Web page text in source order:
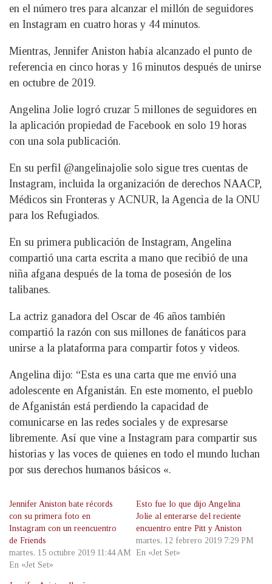
en el número tres para alcanzar el millón de seguidores
en Instagram en cuatro horas y 44 minutos.
Mientras, Jennifer Aniston había alcanzado el punto de
referencia en cinco horas y 16 minutos después de unirse
en octubre de 2019.
Angelina Jolie logró cruzar 5 millones de seguidores en
la aplicación propiedad de Facebook en solo 19 horas
con una sola publicación.
En su perfil @angelinajolie solo sigue tres cuentas de
Instagram, incluida la organización de derechos NAACP,
Médicos sin Fronteras y ACNUR, la Agencia de la ONU
para los Refugiados.
En su primera publicación de Instagram, Angelina
compartió una carta escrita a mano que recibió de una
niña afgana después de la toma de posesión de los
talibanes.
La actriz ganadora del Oscar de 46 años también
compartió la razón con sus millones de fanáticos para
unirse a la plataforma para compartir fotos y videos.
Angelina dijo: “Esta es una carta que me envió una
adolescente en Afganistán. En este momento, el pueblo
de Afganistán está perdiendo la capacidad de
comunicarse en las redes sociales y de expresarse
libremente. Así que vine a Instagram para compartir sus
historias y las voces de quienes en todo el mundo luchan
por sus derechos humanos básicos «.
Jennifer Aniston bate récords
con su primera foto en
Instagram con un reencuentro
de Friends
martes, 15 octubre 2019 11:44 AM
En «Jet Set»
Esto fue lo que dijo Angelina
Jolie al enterarse del reciente
encuentro entre Pitt y Aniston
martes, 12 febrero 2019 7:29 PM
En «Jet Set»